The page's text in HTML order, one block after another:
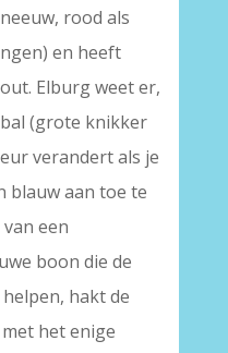
rood als
en heeft
Elburg weet er,
(grote knikker
verandert als je
blauw aan toe te
een
boon die de
hakt de
het enige